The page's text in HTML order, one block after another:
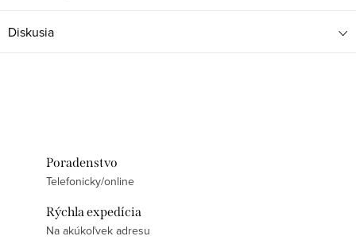
Diskusia
Poradenstvo
Telefonicky/online
Rýchla expedícia
Na akúkoľvek adresu